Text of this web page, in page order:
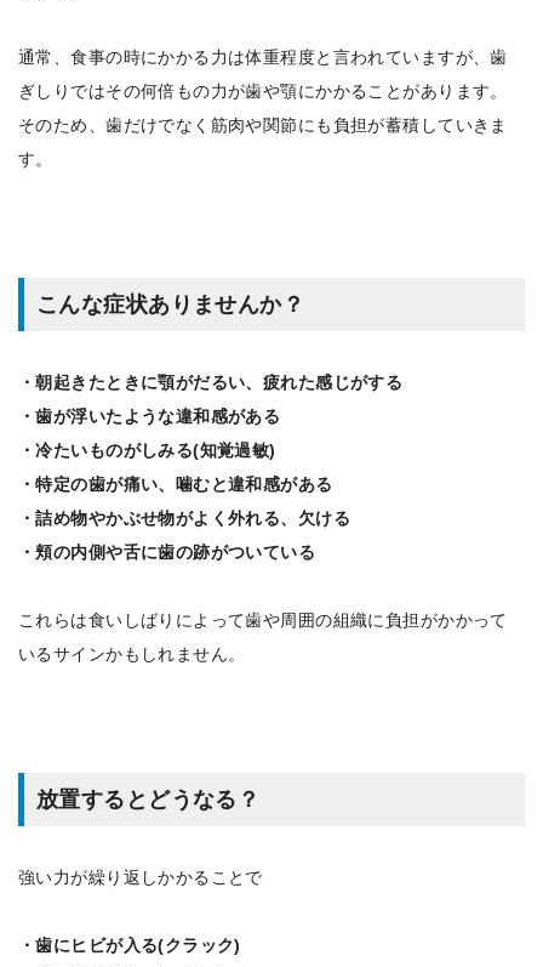
通常、食事の時にかかる力は体重程度と言われていますが、歯
ぎしりではその何倍もの力が歯や顎にかかることがあります。
そのため、歯だけでなく筋肉や関節にも負担が蓄積していきま
す。
こんな症状ありませんか？
・朝起きたときに顎がだるい、疲れた感じがする
・歯が浮いたような違和感がある
・冷たいものがしみる(知覚過敏)
・特定の歯が痛い、噛むと違和感がある
・詰め物やかぶせ物がよく外れる、欠ける
・頬の内側や舌に歯の跡がついている
これらは食いしばりによって歯や周囲の組織に負担がかかって
いるサインかもしれません。
放置するとどうなる？
強い力が繰り返しかかることで
・歯にヒビが入る(クラック)